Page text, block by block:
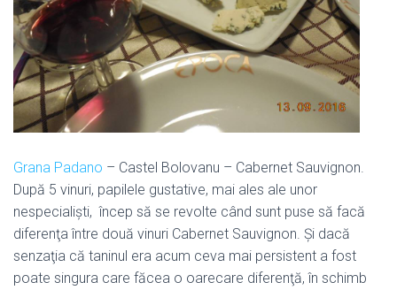
Grana Padano – Castel Bolovanu – Cabernet Sauvignon.
După 5 vinuri, papilele gustative, mai ales ale unor
nespecialişti, încep să se revolte când sunt puse să facă
diferenţa între două vinuri Cabernet Sauvignon. Şi dacă
senzaţia că taninul era acum ceva mai persistent a fost
poate singura care făcea o oarecare diferenţă, în schimb